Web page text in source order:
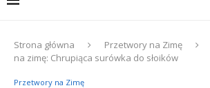
Strona główna Przetwory na Zimę
na zimę: Chrupiąca surówka do słoików
Przetwory na Zimę